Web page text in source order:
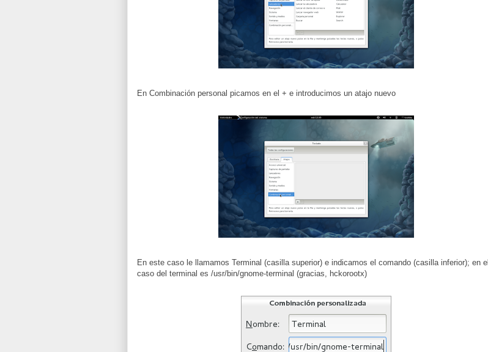
En Combinación personal picamos en el + e introducimos un atajo nuevo
En este caso le llamamos Terminal (casilla superior) e indicamos el comando (casilla inferior); en el
caso del terminal es /usr/bin/gnome-terminal (gracias, hckorootx)